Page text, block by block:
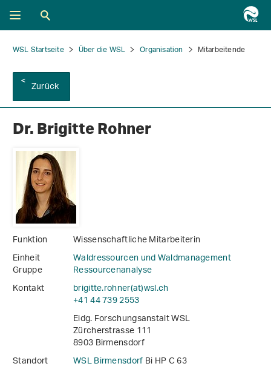
WSL Startseite Über die WSL Organisation Mitarbeitende
Zurück
Dr. Brigitte Rohner
Funktion
Wissenschaftliche Mitarbeiterin
Einheit
Waldressourcen und Waldmanagement
Gruppe
Ressourcenanalyse
Kontakt
brigitte.rohner(at)wsl.ch
+41 44 739 2553
Eidg. Forschungsanstalt WSL
Zürcherstrasse 111
8903 Birmensdorf
Standort
WSL BirmensdorfBi HP C 63